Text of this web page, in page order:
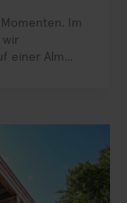
Im
wir
einer Alm...